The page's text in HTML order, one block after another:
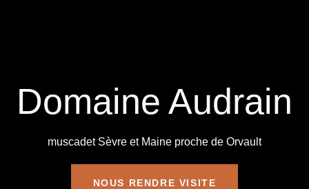
Domaine Audrain
muscadet Sèvre et Maine proche de Orvault
NOUS RENDRE VISITE